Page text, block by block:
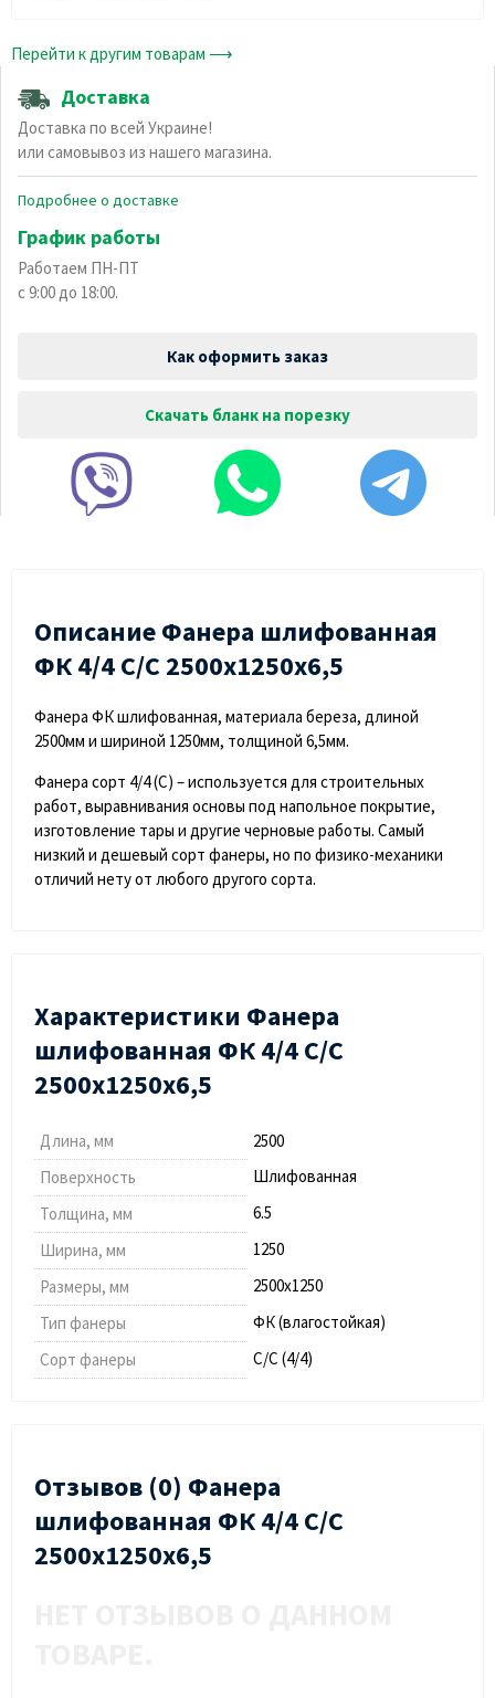
Перейти к другим товарам ⟶
Доставка
Доставка по всей Украине!
или самовывоз из нашего магазина.
Подробнее о доставке
График работы
Работаем ПН-ПТ
с 9:00 до 18:00.
Как оформить заказ
Скачать бланк на порезку
Описание Фанера шлифованная
ФК 4/4 C/С 2500х1250х6,5
Фанера ФК шлифованная, материала береза, длиной
2500мм и шириной 1250мм, толщиной 6,5мм.
Фанера сорт 4/4 (С) – используется для строительных
работ, выравнивания основы под напольное покрытие,
изготовление тары и другие черновые работы. Самый
низкий и дешевый сорт фанеры, но по физико-механики
отличий нету от любого другого сорта.
Характеристики Фанера
шлифованная ФК 4/4 C/С
2500х1250х6,5
Длина, мм
2500
Поверхность
Шлифованная
Толщина, мм
6.5
Ширина, мм
1250
Размеры, мм
2500х1250
Тип фанеры
ФК (влагостойкая)
Сорт фанеры
С/С (4/4)
Отзывов (0) Фанера
шлифованная ФК 4/4 C/С
2500х1250х6,5